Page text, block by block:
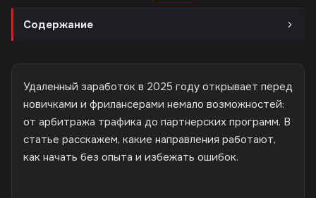
Содержание
Удаленный заработок в 2025 году открывает перед
новичками и фрилансерами немало возможностей:
от арбитража трафика до партнерских программ. В
статье расскажем, какие направления работают,
как начать без опыта и избежать ошибок.